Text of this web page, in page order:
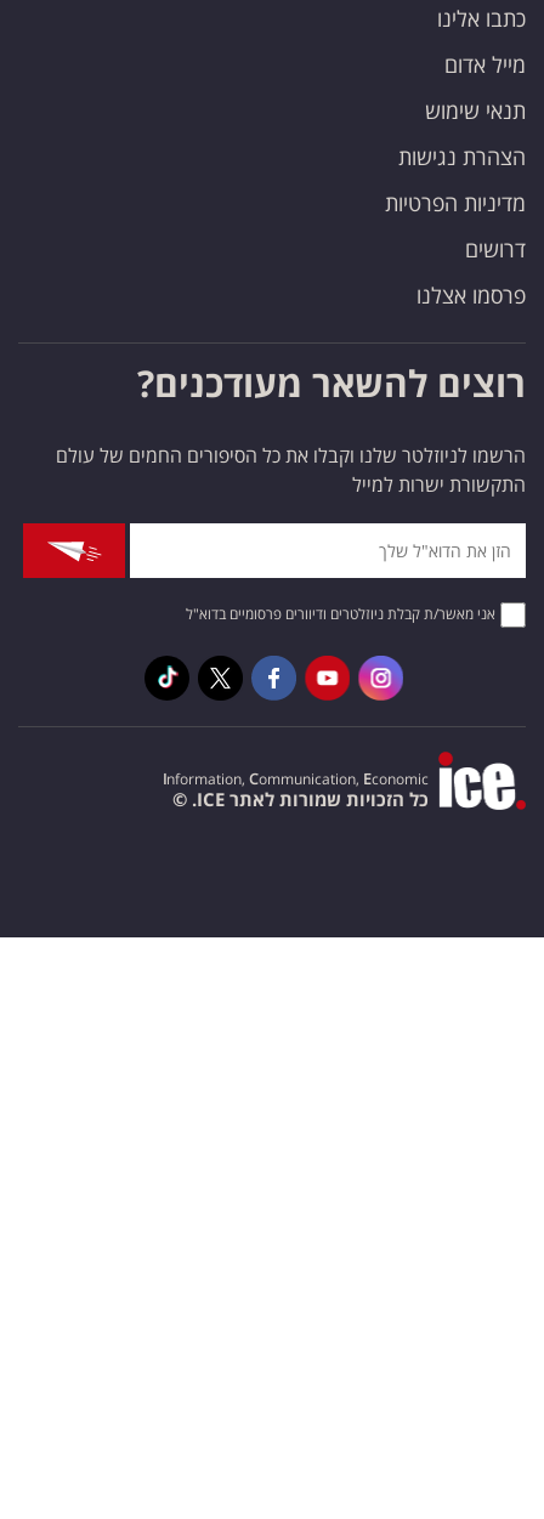
כתבו אלינו
מייל אדום
תנאי שימוש
הצהרת נגישות
מדיניות הפרטיות
דרושים
פרסמו אצלנו
רוצים להשאר מעודכנים?
הרשמו לניוזלטר שלנו וקבלו את כל הסיפורים החמים של עולם
התקשורת ישרות למייל
אני מאשר/ת קבלת ניוזלטרים ודיוורים פרסומיים בדוא"ל
Information, Communication, Economic
כל הזכויות שמורות לאתר ICE. ©